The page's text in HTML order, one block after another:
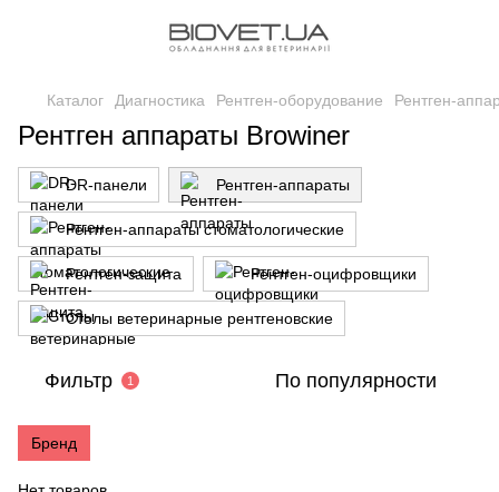
Каталог Диагностика Рентген-оборудование Рентген-
Рентген аппараты Browiner
DR-панели Рентген-аппараты
Рентген-аппараты стоматологические
Рентген-защита Рентген-оцифровщики
Столы ветеринарные рентгеновские
Фильтр 1 По популярности
Бренд